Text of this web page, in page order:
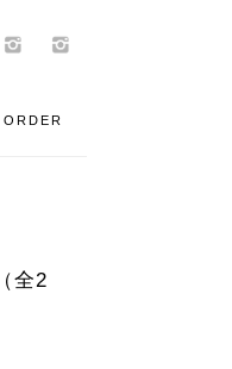
全2